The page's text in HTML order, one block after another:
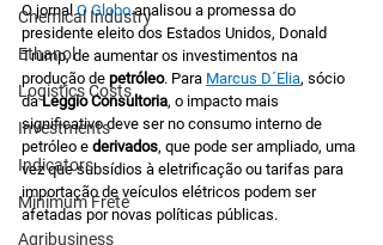
Chemical Industry
Ethanol
Logistics Costs
Investments
Indicators
Minimum Frete
Agribusiness
O jornal O Globo analisou a promessa do
presidente eleito dos Estados Unidos, Donald
Trump, de aumentar os investimentos na
produção de petróleo. Para Marcus D´Elia, sócio
da Leggio Consultoria, o impacto mais
significativo deve ser no consumo interno de
petróleo e derivados, que pode ser ampliado, uma
vez que subsídios à eletrificação ou tarifas para
importação de veículos elétricos podem ser
afetadas por novas políticas públicas.